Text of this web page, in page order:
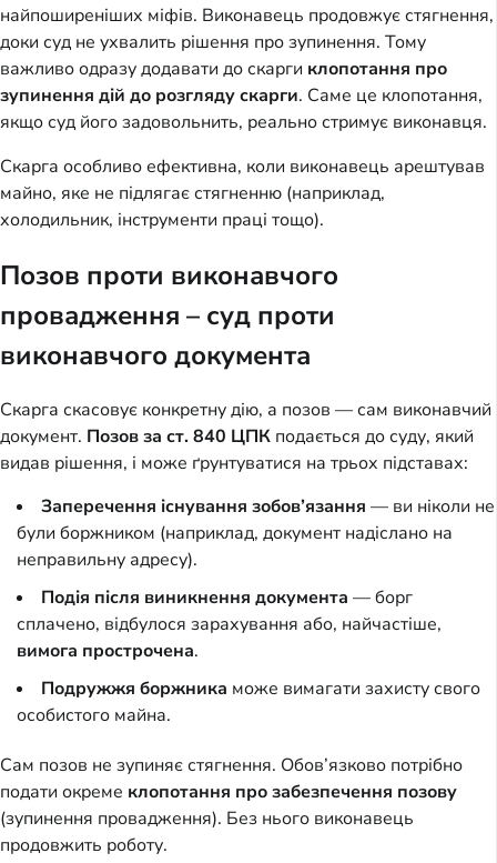
найпоширеніших міфів. Виконавець продовжує стягнення,
доки суд не ухвалить рішення про зупинення. Тому
важливо одразу додавати до скарги клопотання про
зупинення дій до розгляду скарги. Саме це клопотання,
якщо суд його задовольнить, реально стримує виконавця.
Скарга особливо ефективна, коли виконавець арештував
майно, яке не підлягає стягненню (наприклад,
холодильник, інструменти праці тощо).
Позов проти виконавчого
провадження – суд проти
виконавчого документа
Скарга скасовує конкретну дію, а позов — сам виконавчий
документ. Позов за ст. 840 ЦПК подається до суду, який
видав рішення, і може ґрунтуватися на трьох підставах:
Заперечення існування зобов’язання — ви ніколи не
були боржником (наприклад, документ надіслано на
неправильну адресу).
Подія після виникнення документа — борг
сплачено, відбулося зарахування або, найчастіше,
вимога прострочена.
Подружжя боржника може вимагати захисту свого
особистого майна.
Сам позов не зупиняє стягнення. Обов’язково потрібно
подати окреме клопотання про забезпечення позову
(зупинення провадження). Без нього виконавець
продовжить роботу.